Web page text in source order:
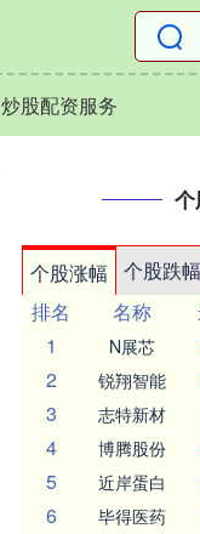
炒股配资服务
个股涨幅 个股跌幅
排名
名称
1
N展芯
2 锐翔智能
3 志特新材
4 博腾股份
5 近岸蛋白
6 毕得医药